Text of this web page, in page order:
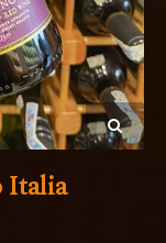
Italia